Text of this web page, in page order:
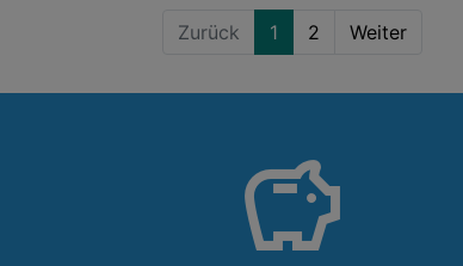
Zurück 1 2 Weiter
savings